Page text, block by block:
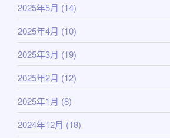
2025年5月 (14)
2025年4月 (10)
2025年3月 (19)
2025年2月 (12)
2025年1月 (8)
2024年12月 (18)